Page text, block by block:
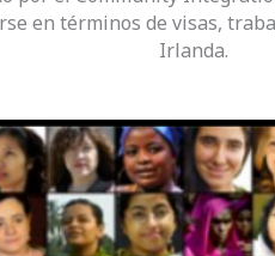
en términos de visas,
Irlanda.